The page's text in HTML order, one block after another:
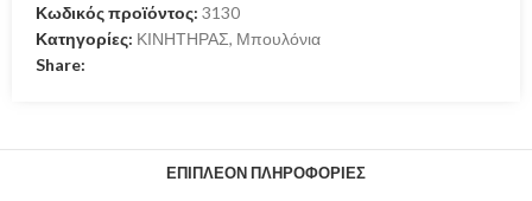
Κωδικός προϊόντος: 3130
Κατηγορίες: ΚΙΝΗΤΗΡΑΣ, Μπουλόνια
Share:
ΕΠΙΠΛΈΟΝ ΠΛΗΡΟΦΟΡΊΕΣ